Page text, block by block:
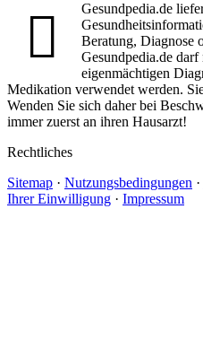
Gesundpedia.de
Beratung, Diagnose
Gesundpedia.de
eigenmächtigen
Medikation verwendet werden.
Wenden Sie sich daher bei
immer zuerst an ihren Hausarzt!
Rechtliches
Sitemap · Nutzungsbedingungen ·
Ihrer Einwilligung · Impressum